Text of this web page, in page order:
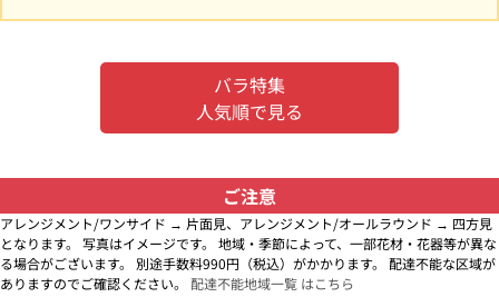
バラ特集
人気順で見る
ご注意
アレンジメント/ワンサイド → 片面見、アレンジメント/オールラウンド → 四方見
となります。 写真はイメージです。 地域・季節によって、一部花材・花器等が異な
る場合がございます。 別途手数料990円（税込）がかかります。 配達不能な区域が
ありますのでご確認ください。 配達不能地域一覧 はこちら